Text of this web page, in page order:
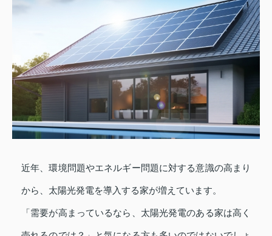
近年、環境問題やエネルギー問題に対する意識の高まり
から、太陽光発電を導入する家が増えています。
「需要が高まっているなら、太陽光発電のある家は高く